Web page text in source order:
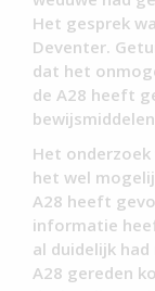
Het gesprek
Deventer.
dat het
de A28 heeft
Het onderzoek
het wel
A28 heeft
informatie
al duidelijk
A28 gereden